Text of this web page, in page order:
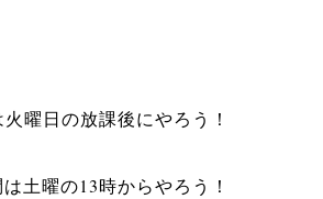
曜日の放課後にやろう！
土曜の13時からやろう！